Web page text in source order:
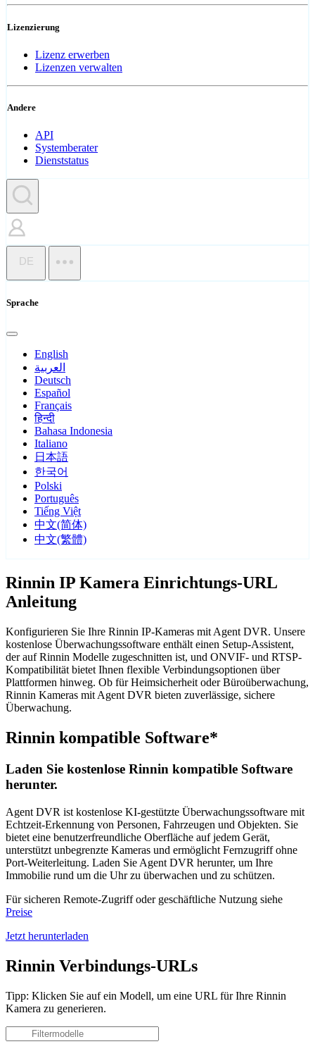
Lizenzierung
Lizenz erwerben
Lizenzen verwalten
Andere
API
Systemberater
Dienststatus
DE
Sprache
English
العربية
Deutsch
Español
Français
हिन्दी
Bahasa Indonesia
Italiano
日本語
한국어
Polski
Português
Tiếng Việt
中文(简体)
中文(繁體)
Rinnin IP Kamera Einrichtungs-URL
Anleitung
Konfigurieren Sie Ihre Rinnin IP-Kameras mit Agent DVR. Unsere
kostenlose Überwachungssoftware enthält einen Setup-Assistent,
der auf Rinnin Modelle zugeschnitten ist, und ONVIF- und RTSP-
Kompatibilität bietet Ihnen flexible Verbindungsoptionen über
Plattformen hinweg. Ob für Heimsicherheit oder Büroüberwachung,
Rinnin Kameras mit Agent DVR bieten zuverlässige, sichere
Überwachung.
Rinnin kompatible Software*
Laden Sie kostenlose Rinnin kompatible Software
herunter.
Agent DVR ist kostenlose KI-gestützte Überwachungssoftware mit
Echtzeit-Erkennung von Personen, Fahrzeugen und Objekten. Sie
bietet eine benutzerfreundliche Oberfläche auf jedem Gerät,
unterstützt unbegrenzte Kameras und ermöglicht Fernzugriff ohne
Port-Weiterleitung. Laden Sie Agent DVR herunter, um Ihre
Immobilie rund um die Uhr zu überwachen und zu schützen.
Für sicheren Remote-Zugriff oder geschäftliche Nutzung siehe
Preise
Jetzt herunterladen
Rinnin Verbindungs-URLs
Tipp: Klicken Sie auf ein Modell, um eine URL für Ihre Rinnin
Kamera zu generieren.